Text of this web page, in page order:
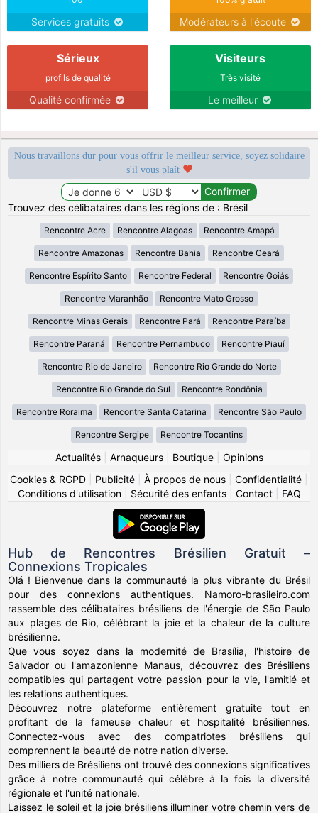
Services gratuits Modérateurs à l'écoute
Sérieux
profils de qualité
Qualité confirmée
Visiteurs
Très visité
Le meilleur
Nous travaillons dur pour vous offrir le meilleur service, soyez solidaire
s'il vous plaît
Trouvez des célibataires dans les régions de : Brésil
Rencontre Acre Rencontre Alagoas Rencontre Amapá
Rencontre Amazonas Rencontre Bahia Rencontre Ceará
Rencontre Espírito Santo Rencontre Federal Rencontre Goiás
Rencontre Maranhão Rencontre Mato Grosso
Rencontre Minas Gerais Rencontre Pará Rencontre Paraíba
Rencontre Paraná Rencontre Pernambuco Rencontre Piauí
Rencontre Rio de Janeiro Rencontre Rio Grande do Norte
Rencontre Rio Grande do Sul Rencontre Rondônia
Rencontre Roraima Rencontre Santa Catarina Rencontre São Paulo
Rencontre Sergipe Rencontre Tocantins
Actualités| Arnaqueurs| Boutique| Opinions
Cookies & RGPD
Publicité À propos de nous Confidentialité
Conditions d'utilisation| Sécurité des enfants| Contact| FAQ
Hub de Rencontres Brésilien Gratuit –
Connexions Tropicales
Olá ! Bienvenue dans la communauté la plus vibrante du Brésil
pour des connexions authentiques. Namoro-brasileiro.com
rassemble des célibataires brésiliens de l'énergie de São Paulo
aux plages de Rio, célébrant la joie et la chaleur de la culture
brésilienne.
Que vous soyez dans la modernité de Brasília, l'histoire de
Salvador ou l'amazonienne Manaus, découvrez des Brésiliens
compatibles qui partagent votre passion pour la vie, l'amitié et
les relations authentiques.
Découvrez notre plateforme entièrement gratuite tout en
profitant de la fameuse chaleur et hospitalité brésiliennes.
Connectez-vous avec des compatriotes brésiliens qui
comprennent la beauté de notre nation diverse.
Des milliers de Brésiliens ont trouvé des connexions significatives
grâce à notre communauté qui célèbre à la fois la diversité
régionale et l'unité nationale.
Laissez le soleil et la joie brésiliens illuminer votre chemin vers de